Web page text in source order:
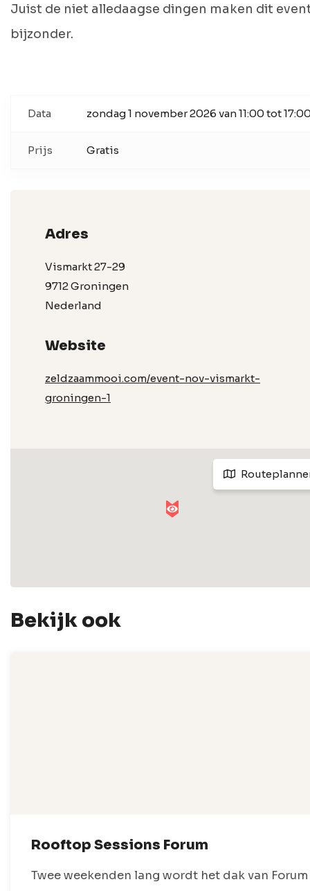
Juist de niet alledaagse dingen maken dit
bijzonder.
Data zondag 1 november 2026 van 11:00 tot
Prijs Gratis
Adres
Vismarkt 27-29
9712 Groningen
Nederland
Website
zeldzaammooi.com/event-nov-vismarkt-
groningen-1
Bekijk ook
Rooftop Sessions Forum
Twee weekenden lang wordt het dak van Forum